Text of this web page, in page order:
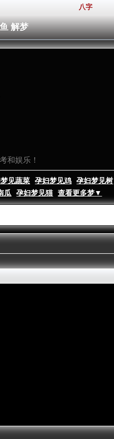
八字
解梦
和娱乐！
见蔬菜 孕妇梦见鸡 孕妇梦见树
瓜 孕妇梦见猫 查看更多梦▼